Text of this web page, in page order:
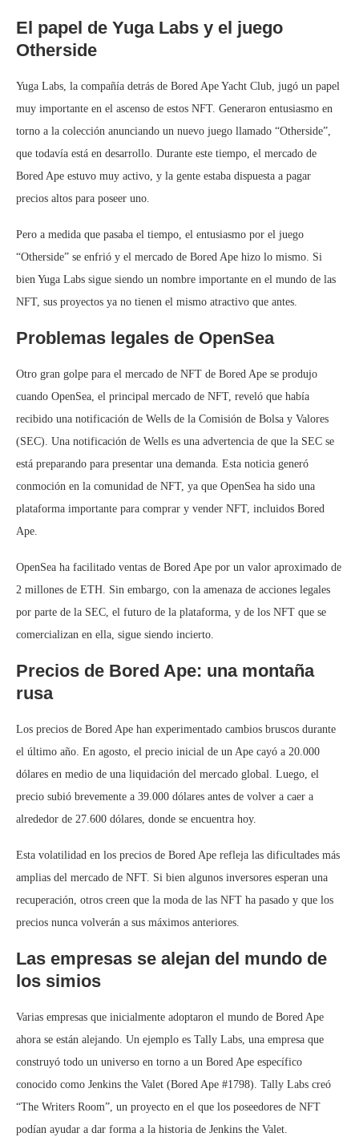
El papel de Yuga Labs y el juego
Otherside
Yuga Labs, la compañía detrás de Bored Ape Yacht Club, jugó un papel
muy importante en el ascenso de estos NFT. Generaron entusiasmo en
torno a la colección anunciando un nuevo juego llamado “Otherside”,
que todavía está en desarrollo. Durante este tiempo, el mercado de
Bored Ape estuvo muy activo, y la gente estaba dispuesta a pagar
precios altos para poseer uno.
Pero a medida que pasaba el tiempo, el entusiasmo por el juego
“Otherside” se enfrió y el mercado de Bored Ape hizo lo mismo. Si
bien Yuga Labs sigue siendo un nombre importante en el mundo de las
NFT, sus proyectos ya no tienen el mismo atractivo que antes.
Problemas legales de OpenSea
Otro gran golpe para el mercado de NFT de Bored Ape se produjo
cuando OpenSea, el principal mercado de NFT, reveló que había
recibido una notificación de Wells de la Comisión de Bolsa y Valores
(SEC). Una notificación de Wells es una advertencia de que la SEC se
está preparando para presentar una demanda. Esta noticia generó
conmoción en la comunidad de NFT, ya que OpenSea ha sido una
plataforma importante para comprar y vender NFT, incluidos Bored
Ape.
OpenSea ha facilitado ventas de Bored Ape por un valor aproximado de
2 millones de ETH. Sin embargo, con la amenaza de acciones legales
por parte de la SEC, el futuro de la plataforma, y de los NFT que se
comercializan en ella, sigue siendo incierto.
Precios de Bored Ape: una montaña
rusa
Los precios de Bored Ape han experimentado cambios bruscos durante
el último año. En agosto, el precio inicial de un Ape cayó a 20.000
dólares en medio de una liquidación del mercado global. Luego, el
precio subió brevemente a 39.000 dólares antes de volver a caer a
alrededor de 27.600 dólares, donde se encuentra hoy.
Esta volatilidad en los precios de Bored Ape refleja las dificultades más
amplias del mercado de NFT. Si bien algunos inversores esperan una
recuperación, otros creen que la moda de las NFT ha pasado y que los
precios nunca volverán a sus máximos anteriores.
Las empresas se alejan del mundo de
los simios
Varias empresas que inicialmente adoptaron el mundo de Bored Ape
ahora se están alejando. Un ejemplo es Tally Labs, una empresa que
construyó todo un universo en torno a un Bored Ape específico
conocido como Jenkins the Valet (Bored Ape #1798). Tally Labs creó
“The Writers Room”, un proyecto en el que los poseedores de NFT
podían ayudar a dar forma a la historia de Jenkins the Valet.